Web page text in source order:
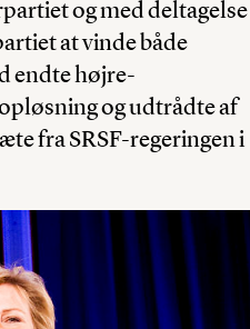
og med deltagelse
at vinde både
endte højre-
og udtrådte af
fra SRSF-regeringen i